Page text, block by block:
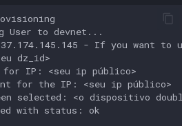
User to devnet...
- If you
dz_id>
for IP: <seu ip público>
for the IP: <seu ip público>
selected: <o dispositivo
with status: ok